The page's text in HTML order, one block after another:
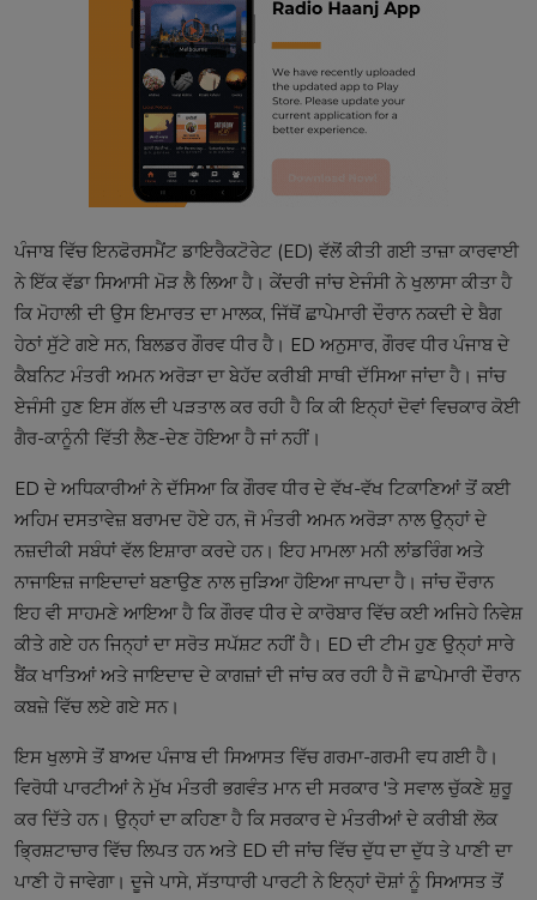
ਪੰਜਾਬ ਵਿੱਚ ਇਨਫੋਰਸਮੈਂਟ ਡਾਇਰੈਕਟੋਰੇਟ (ED) ਵੱਲੋਂ ਕੀਤੀ ਗਈ ਤਾਜ਼ਾ ਕਾਰਵਾਈ
ਨੇ ਇੱਕ ਵੱਡਾ ਸਿਆਸੀ ਮੋੜ ਲੈ ਲਿਆ ਹੈ। ਕੇਂਦਰੀ ਜਾਂਚ ਏਜੰਸੀ ਨੇ ਖੁਲਾਸਾ ਕੀਤਾ ਹੈ
ਕਿ ਮੋਹਾਲੀ ਦੀ ਉਸ ਇਮਾਰਤ ਦਾ ਮਾਲਕ, ਜਿੱਥੋਂ ਛਾਪੇਮਾਰੀ ਦੌਰਾਨ ਨਕਦੀ ਦੇ ਬੈਗ
ਹੇਠਾਂ ਸੁੱਟੇ ਗਏ ਸਨ, ਬਿਲਡਰ ਗੌਰਵ ਧੀਰ ਹੈ। ED ਅਨੁਸਾਰ, ਗੌਰਵ ਧੀਰ ਪੰਜਾਬ ਦੇ
ਕੈਬਨਿਟ ਮੰਤਰੀ ਅਮਨ ਅਰੋੜਾ ਦਾ ਬੇਹੱਦ ਕਰੀਬੀ ਸਾਥੀ ਦੱਸਿਆ ਜਾਂਦਾ ਹੈ। ਜਾਂਚ
ਏਜੰਸੀ ਹੁਣ ਇਸ ਗੱਲ ਦੀ ਪੜਤਾਲ ਕਰ ਰਹੀ ਹੈ ਕਿ ਕੀ ਇਨ੍ਹਾਂ ਦੋਵਾਂ ਵਿਚਕਾਰ ਕੋਈ
ਗੈਰ-ਕਾਨੂੰਨੀ ਵਿੱਤੀ ਲੈਣ-ਦੇਣ ਹੋਇਆ ਹੈ ਜਾਂ ਨਹੀਂ।
ED ਦੇ ਅਧਿਕਾਰੀਆਂ ਨੇ ਦੱਸਿਆ ਕਿ ਗੌਰਵ ਧੀਰ ਦੇ ਵੱਖ-ਵੱਖ ਟਿਕਾਣਿਆਂ ਤੋਂ ਕਈ
ਅਹਿਮ ਦਸਤਾਵੇਜ਼ ਬਰਾਮਦ ਹੋਏ ਹਨ, ਜੋ ਮੰਤਰੀ ਅਮਨ ਅਰੋੜਾ ਨਾਲ ਉਨ੍ਹਾਂ ਦੇ
ਨਜ਼ਦੀਕੀ ਸਬੰਧਾਂ ਵੱਲ ਇਸ਼ਾਰਾ ਕਰਦੇ ਹਨ। ਇਹ ਮਾਮਲਾ ਮਨੀ ਲਾਂਡਰਿੰਗ ਅਤੇ
ਨਾਜਾਇਜ਼ ਜਾਇਦਾਦਾਂ ਬਣਾਉਣ ਨਾਲ ਜੁੜਿਆ ਹੋਇਆ ਜਾਪਦਾ ਹੈ। ਜਾਂਚ ਦੌਰਾਨ
ਇਹ ਵੀ ਸਾਹਮਣੇ ਆਇਆ ਹੈ ਕਿ ਗੌਰਵ ਧੀਰ ਦੇ ਕਾਰੋਬਾਰ ਵਿੱਚ ਕਈ ਅਜਿਹੇ ਨਿਵੇਸ਼
ਕੀਤੇ ਗਏ ਹਨ ਜਿਨ੍ਹਾਂ ਦਾ ਸਰੋਤ ਸਪੱਸ਼ਟ ਨਹੀਂ ਹੈ। ED ਦੀ ਟੀਮ ਹੁਣ ਉਨ੍ਹਾਂ ਸਾਰੇ
ਬੈਂਕ ਖਾਤਿਆਂ ਅਤੇ ਜਾਇਦਾਦ ਦੇ ਕਾਗਜ਼ਾਂ ਦੀ ਜਾਂਚ ਕਰ ਰਹੀ ਹੈ ਜੋ ਛਾਪੇਮਾਰੀ ਦੌਰਾਨ
ਕਬਜ਼ੇ ਵਿੱਚ ਲਏ ਗਏ ਸਨ।
ਇਸ ਖੁਲਾਸੇ ਤੋਂ ਬਾਅਦ ਪੰਜਾਬ ਦੀ ਸਿਆਸਤ ਵਿੱਚ ਗਰਮਾ-ਗਰਮੀ ਵਧ ਗਈ ਹੈ।
ਵਿਰੋਧੀ ਪਾਰਟੀਆਂ ਨੇ ਮੁੱਖ ਮੰਤਰੀ ਭਗਵੰਤ ਮਾਨ ਦੀ ਸਰਕਾਰ 'ਤੇ ਸਵਾਲ ਚੁੱਕਣੇ ਸ਼ੁਰੂ
ਕਰ ਦਿੱਤੇ ਹਨ। ਉਨ੍ਹਾਂ ਦਾ ਕਹਿਣਾ ਹੈ ਕਿ ਸਰਕਾਰ ਦੇ ਮੰਤਰੀਆਂ ਦੇ ਕਰੀਬੀ ਲੋਕ
ਭ੍ਰਿਸ਼ਟਾਚਾਰ ਵਿੱਚ ਲਿਪਤ ਹਨ ਅਤੇ ED ਦੀ ਜਾਂਚ ਵਿੱਚ ਦੁੱਧ ਦਾ ਦੁੱਧ ਤੇ ਪਾਣੀ ਦਾ
ਪਾਣੀ ਹੋ ਜਾਵੇਗਾ। ਦੂਜੇ ਪਾਸੇ, ਸੱਤਾਧਾਰੀ ਪਾਰਟੀ ਨੇ ਇਨ੍ਹਾਂ ਦੋਸ਼ਾਂ ਨੂੰ ਸਿਆਸਤ ਤੋਂ